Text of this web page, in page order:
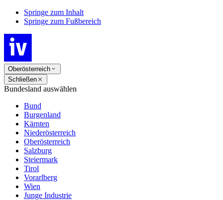
Springe zum Inhalt
Springe zum Fußbereich
Oberösterreich
Schließen
Bundesland auswählen
Bund
Burgenland
Kärnten
Niederösterreich
Oberösterreich
Salzburg
Steiermark
Tirol
Vorarlberg
Wien
Junge Industrie